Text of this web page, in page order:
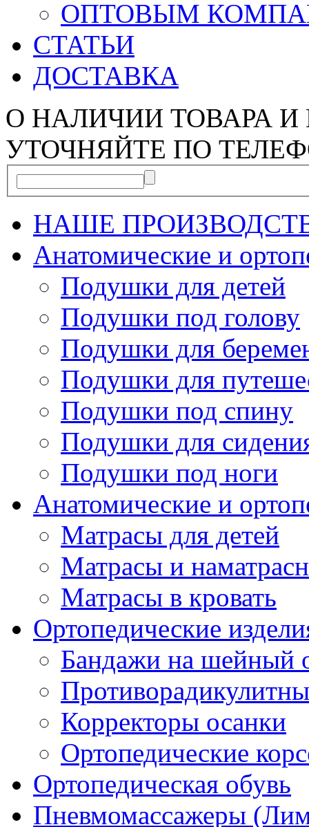
ОПТОВЫМ
СТАТЬИ
ДОСТАВКА
О НАЛИЧИИ ТОВАРА
УТОЧНЯЙТЕ ПО
НАШЕ
Анатомические и
Подушки для детей
Подушки под голову
Подушки для
Подушки для
Подушки под спину
Подушки для
Подушки под ноги
Анатомические и
Матрасы для детей
Матрасы и
Матрасы в кровать
Ортопедические
Бандажи на шейный
Корректоры осанки
Ортопедические
Ортопедическая обувь
Пневмомассажеры